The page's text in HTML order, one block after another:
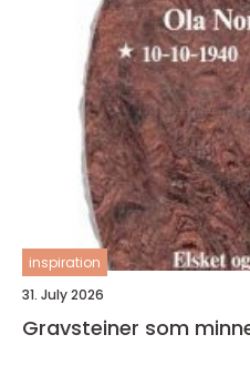
inspiration
31. July 2026
Gravsteiner som